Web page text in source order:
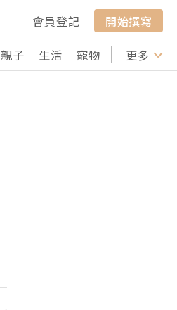
會員登記
開始撰寫
親子 生活 寵物 行山 打卡
更多